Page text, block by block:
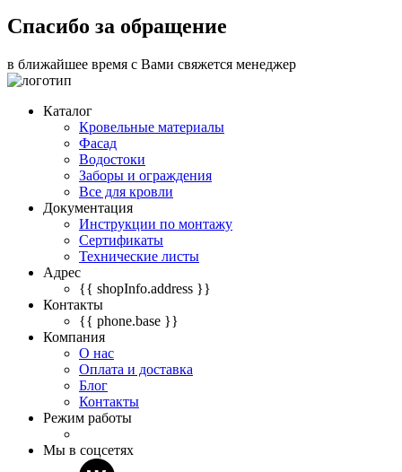
Спасибо за обращение
в ближайшее время с Вами свяжется менеджер
Каталог
Кровельные материалы
Фасад
Водостоки
Заборы и ограждения
Все для кровли
Документация
Инструкции по монтажу
Сертификаты
Технические листы
Адрес
{{ shopInfo.address }}
Контакты
{{ phone.base }}
Компания
О нас
Оплата и доставка
Блог
Контакты
Режим работы
Мы в соцсетях